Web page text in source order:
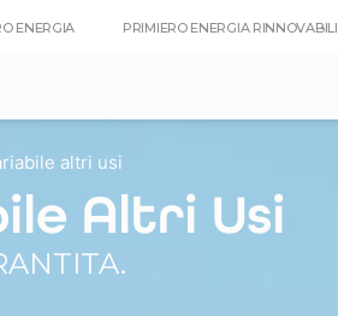
ENERGIA PRIMIERO ENERGIA RINNOVABILI
altri usi
Altri Usi